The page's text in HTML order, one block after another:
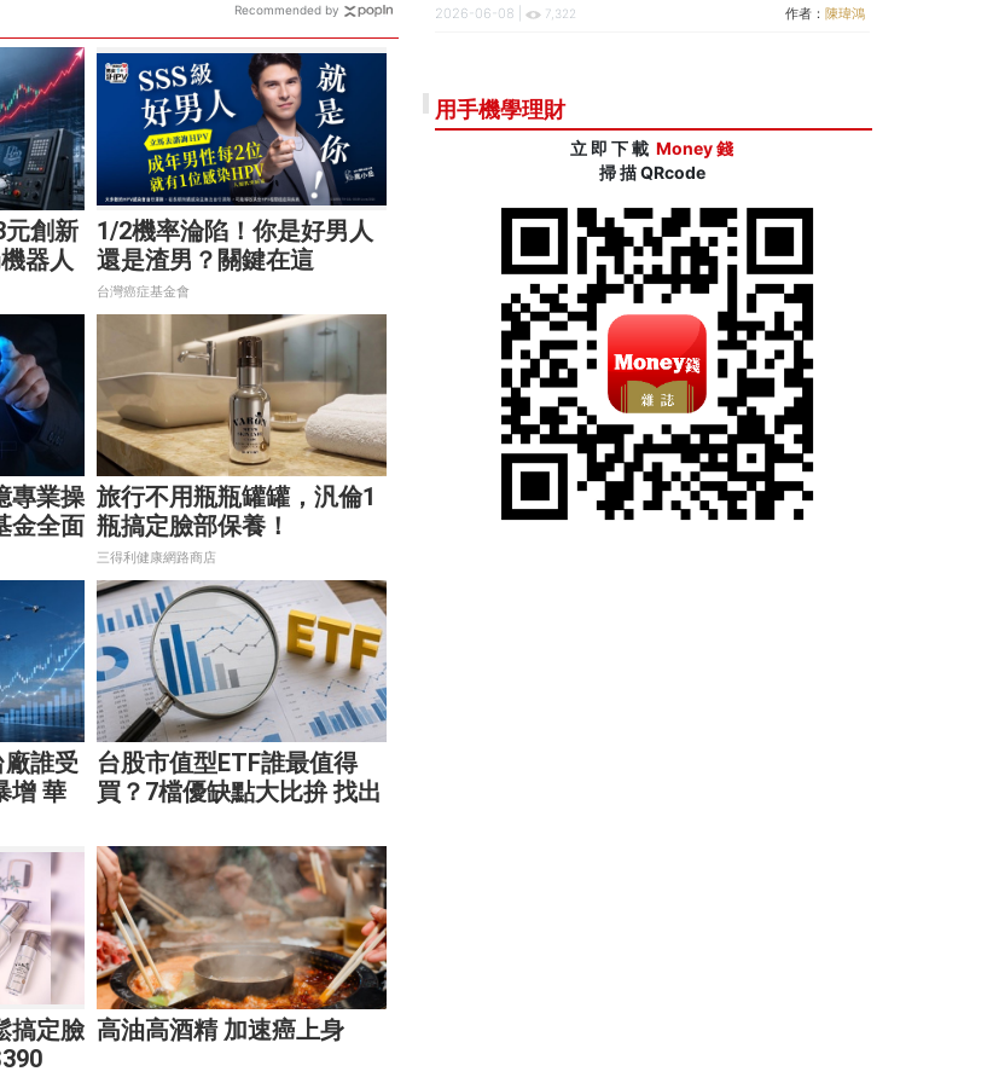
元創新
器人
1/2機率淪陷！你是好男人
還是渣男？關鍵在這
台灣癌症基金會
專業操
金全面
旅行不用瓶瓶罐罐，汎倫1
瓶搞定臉部保養！
三得利健康網路商店
廠誰受
增 華
台股市值型ETF誰最值得
買？7檔優缺點大比拚 找出
搞定臉 高油高酒精 加速癌上身
Recommended by 2026-06-08 | 7,322 作者：陳瑋鴻
用手機學理財
立 即 下 載 Money 錢
掃 描 QRcode